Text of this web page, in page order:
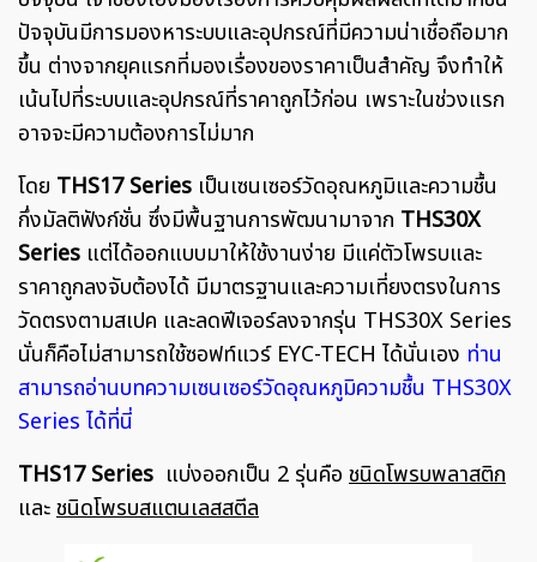
ปัจจุบันมีการมองหาระบบและอุปกรณ์ที่มีความน่าเชื่อถือมาก
ขึ้น ต่างจากยุคแรกที่มองเรื่องของราคาเป็นสำคัญ จึงทำให้
เน้นไปที่ระบบและอุปกรณ์ที่ราคาถูกไว้ก่อน เพราะในช่วงแรก
อาจจะมีความต้องการไม่มาก
โดย THS17 Series เป็นเซนเซอร์วัดอุณหภูมิและความชื้น
กึ่งมัลติฟังก์ชั่น ซึ่งมีพื้นฐานการพัฒนามาจาก THS30X
Series แต่ได้ออกแบบมาให้ใช้งานง่าย มีแค่ตัวโพรบและ
ราคาถูกลงจับต้องได้ มีมาตรฐานและความเที่ยงตรงในการ
วัดตรงตามสเปค และลดฟีเจอร์ลงจากรุ่น THS30X Series
นั่นก็คือไม่สามารถใช้ซอฟท์แวร์ EYC-TECH ได้นั่นเอง ท่าน
สามารถอ่านบทความเซนเซอร์วัดอุณหภูมิความชื้น THS30X
Series ได้ที่นี่
THS17 Series แบ่งออกเป็น 2 รุ่นคือ ชนิดโพรบพลาสติก
และชนิดโพรบสแตนเลสสตีล